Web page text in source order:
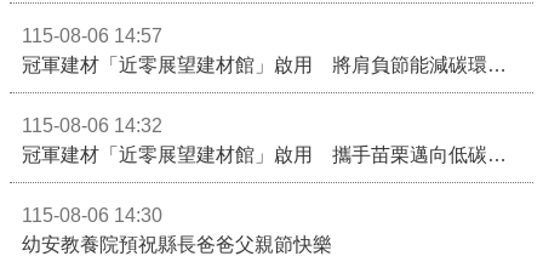
115-08-06 14:57
115-08-06 14:32
115-08-06 14:30
幼安教養院預祝縣長爸爸父親節快樂